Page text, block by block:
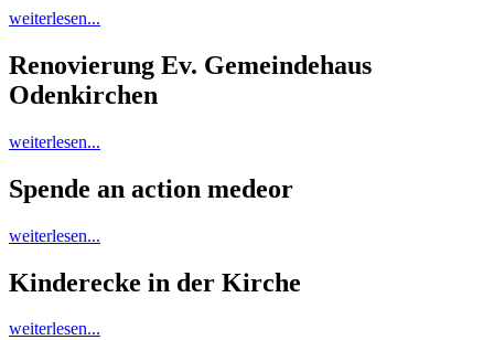
weiterlesen...
Renovierung Ev. Gemeindehaus
Odenkirchen
weiterlesen...
Spende an action medeor
weiterlesen...
Kinderecke in der Kirche
weiterlesen...